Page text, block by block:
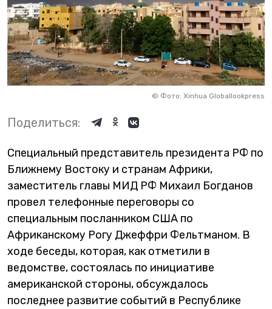
© Фото: Xinhua Globallookpress
Поделиться:
Специальный представитель президента РФ по
Ближнему Востоку и странам Африки,
заместитель главы МИД РФ Михаил Богданов
провел телефонные переговоры со
специальным посланником США по
Африканскому Рогу Джеффри Фельтманом. В
ходе беседы, которая, как отметили в
ведомстве, состоялась по инициативе
американской стороны, обсуждалось
последнее развитие событий в Республике